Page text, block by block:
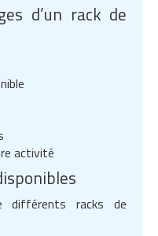
d’un rack de
activité
différents racks de